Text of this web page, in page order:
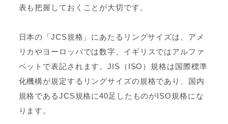
表も把握しておくことが大切です。
日本の「JCS規格」にあたるリングサイズは、アメ
リカやヨーロッパでは数字、イギリスではアルファ
ベットで表記されます。JIS（ISO）規格は国際標準
化機構が規定するリングサイズの規格であり、国内
規格であるJCS規格に40足したものがISO規格にな
ります。